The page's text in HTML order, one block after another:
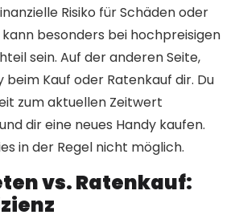
Risiko für Schäden oder
besonders bei hochpreisigen
sein. Auf der anderen Seite,
beim Kauf oder Ratenkauf dir. Du
zum aktuellen Zeitwert
dir eine neues Handy kaufen.
in der Regel nicht möglich.
vs. Ratenkauf: